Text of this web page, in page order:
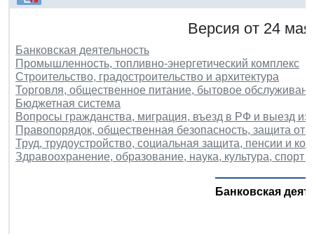
Версия от 24
Банковская деятельность
Промышленность, топливно-энергетический комплекс
Строительство, градостроительство и архитектура
Торговля, общественное питание, бытовое
Бюджетная система
Вопросы гражданства, миграция, въезд в РФ и выезд
Правопорядок, общественная безопасность, защита от
Труд, трудоустройство, социальная защита, пенсии и
Здравоохранение, образование, наука, культура, спорт
Банковская